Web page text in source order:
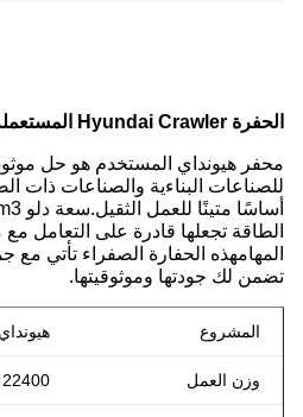
الحفرة Hyundai Crawler المستعملة: المواصفات الرئيسية
محفر هيونداي المستخدم هو حل
الطاقة تجعلها قادرة على التعامل
المهامهذه الحفارة الصفراء تأتي مع
تضمن لك جودتها وموثوقيتها.
المشروع هيونداي 220lc-9s
وزن العمل 22400 كجم